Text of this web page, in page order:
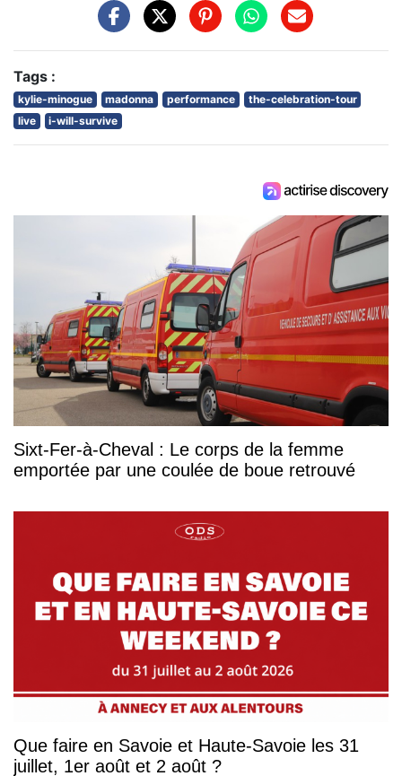
Tags :
kylie-minogue madonna performance
the-celebration-tour
live
i-will-survive
Sixt-Fer-à-Cheval : Le corps de la femme
emportée par une coulée de boue retrouvé
Que faire en Savoie et Haute-Savoie les 31
juillet, 1er août et 2 août ?